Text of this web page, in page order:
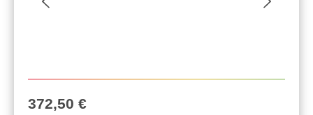
Regulärer Preis:
372,50 €